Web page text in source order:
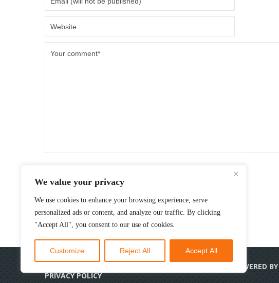
We value your privacy
We use cookies to enhance your browsing experience, serve
personalized ads or content, and analyze our traffic. By clicking
"Accept All", you consent to our use of cookies.
Customize Reject All Accept All
© 2017 FOREST MACHINE. ALL RIGHTS RESERVED. || POWERED BY
PRIVACY POLICY